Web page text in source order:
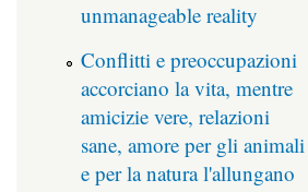
unmanageable reality
Conflitti e preoccupazioni
accorciano la vita, mentre
amicizie vere, relazioni
sane, amore per gli animali
e per la natura l'allungano